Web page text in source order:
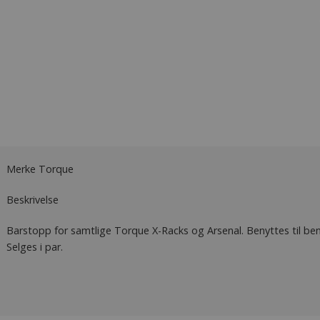
Merke Torque
Beskrivelse
Barstopp for samtlige Torque X-Racks og Arsenal. Benyttes til
Selges i par.